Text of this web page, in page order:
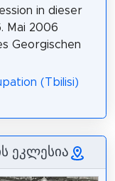
in dieser
Mai 2006
Georgischen
(Tbilisi)
ეკლესია